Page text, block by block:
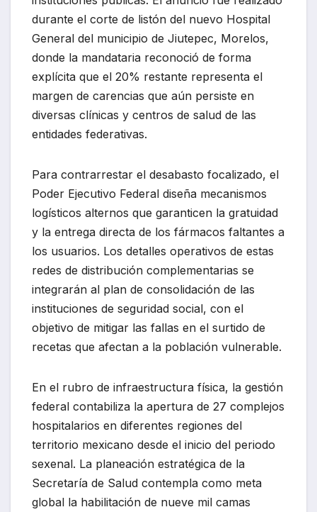
durante el corte de listón del nuevo Hospital
General del municipio de Jiutepec, Morelos,
donde la mandataria reconoció de forma
explícita que el 20% restante representa el
margen de carencias que aún persiste en
diversas clínicas y centros de salud de las
entidades federativas.
Para contrarrestar el desabasto focalizado, el
Poder Ejecutivo Federal diseña mecanismos
logísticos alternos que garanticen la gratuidad
y la entrega directa de los fármacos faltantes a
los usuarios. Los detalles operativos de estas
redes de distribución complementarias se
integrarán al plan de consolidación de las
instituciones de seguridad social, con el
objetivo de mitigar las fallas en el surtido de
recetas que afectan a la población vulnerable.
En el rubro de infraestructura física, la gestión
federal contabiliza la apertura de 27 complejos
hospitalarios en diferentes regiones del
territorio mexicano desde el inicio del periodo
sexenal. La planeación estratégica de la
Secretaría de Salud contempla como meta
global la habilitación de nueve mil camas